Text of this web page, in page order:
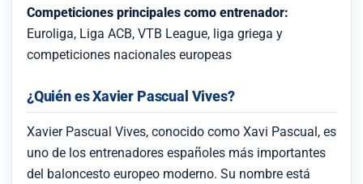
Competiciones principales como entrenador:
Euroliga, Liga ACB, VTB League, liga griega y
competiciones nacionales europeas
¿Quién es Xavier Pascual Vives?
Xavier Pascual Vives, conocido como Xavi Pascual, es
uno de los entrenadores españoles más importantes
del baloncesto europeo moderno. Su nombre está